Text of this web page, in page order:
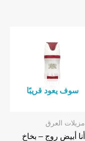
سوف يعود قريبًا
مزيلات العرق
أنا أبيض روج – بخاخ